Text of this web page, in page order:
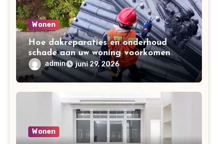
Wonen
Hoe dakreparaties en onderhoud
schade aan uw woning voorkomen
admin juni 29, 2026
Wonen